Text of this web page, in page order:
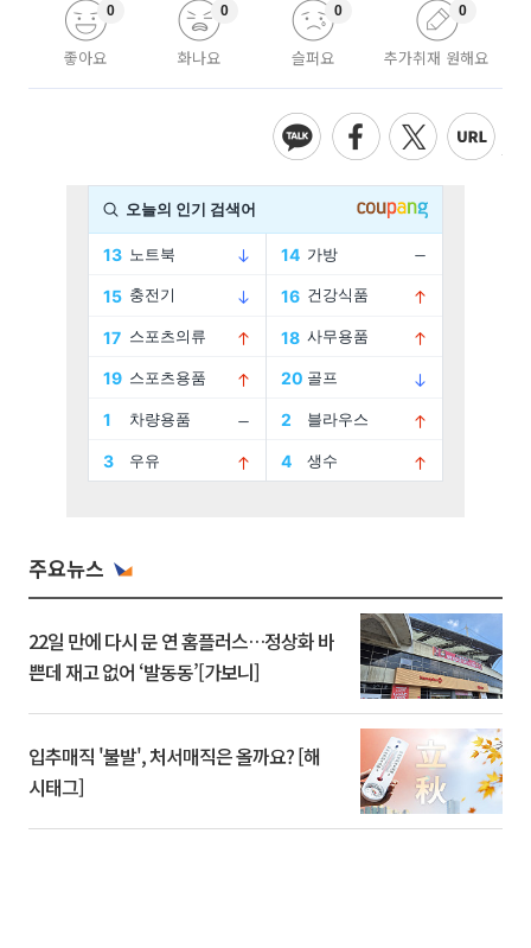
좋아요
0
화나요
0
슬퍼요
0
추가취재 원해요
0
주요뉴스
22일 만에 다시 문 연 홈플러스…정상화 바
쁜데 재고 없어 ‘발동동’[가보니]
입추매직 '불발', 처서매직은 올까요? [해
시태그]